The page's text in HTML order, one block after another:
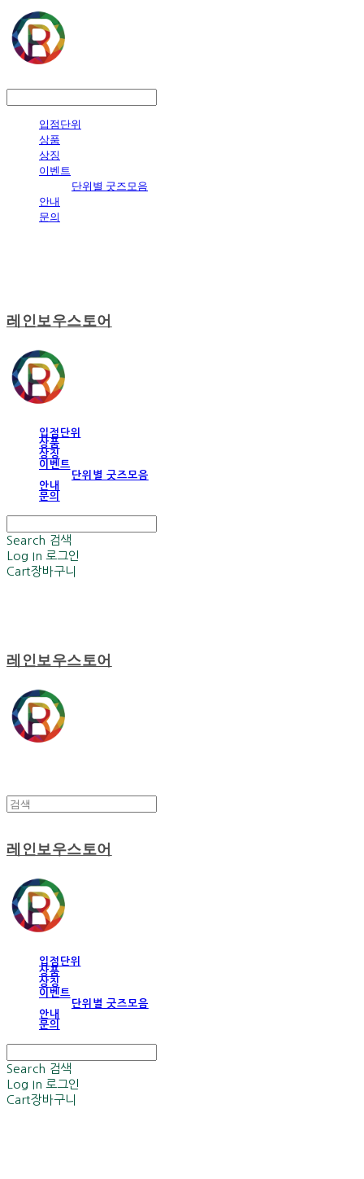
입점단위
상품
상징
이벤트
단위별 굿즈모음
안내
문의
레인보우스토어
입점단위
상품
상징
이벤트
단위별 굿즈모음
안내
문의
Search 검색
Log In 로그인
Cart장바구니
레인보우스토어
레인보우스토어
입점단위
상품
상징
이벤트
단위별 굿즈모음
안내
문의
Search 검색
Log In 로그인
Cart장바구니